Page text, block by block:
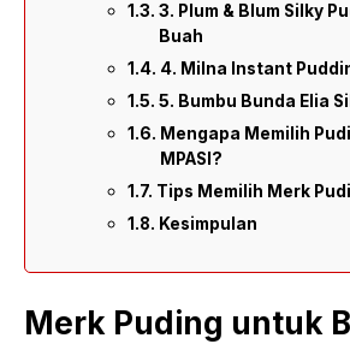
3. Plum & Blum Silky
Buah
4. Milna Instant
5. Bumbu Bunda Elia
Mengapa Memilih
MPASI?
Tips Memilih Merk
Kesimpulan
Merk Puding untuk